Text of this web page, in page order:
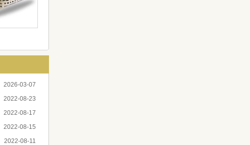
2026-03-07
2022-08-23
2022-08-17
2022-08-15
2022-08-11